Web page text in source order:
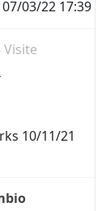
07/03/22 17:39
Visite
10/11/21